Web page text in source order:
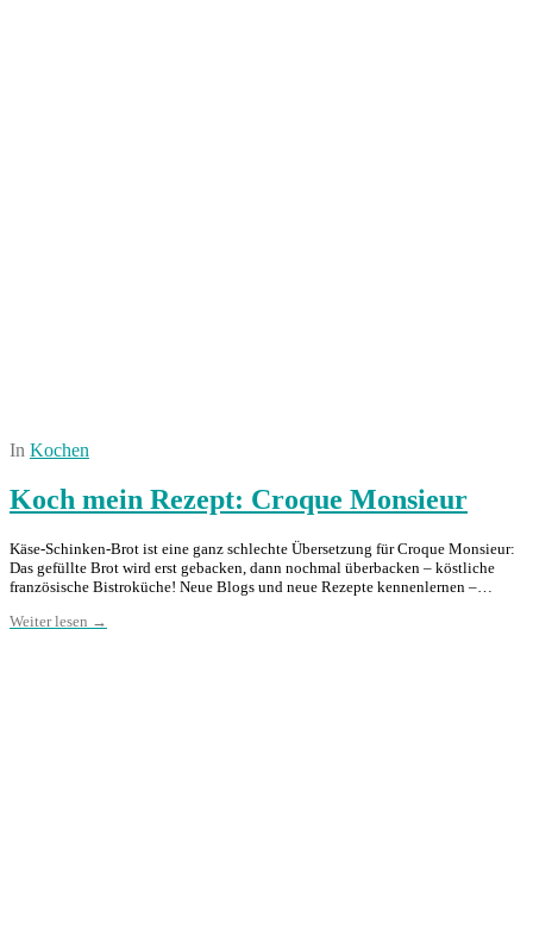
In Kochen
Koch mein Rezept: Croque Monsieur
Käse-Schinken-Brot ist eine ganz schlechte Übersetzung für Croque Monsieur:
Das gefüllte Brot wird erst gebacken, dann nochmal überbacken – köstliche
französische Bistroküche! Neue Blogs und neue Rezepte kennenlernen –…
Weiter lesen →